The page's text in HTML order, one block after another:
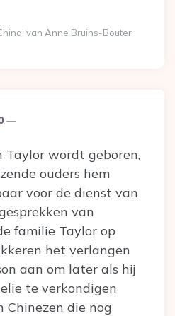
van Anne Bruins-Bouter
Taylor wordt geboren,
ouders hem
voor de dienst van
van
familie Taylor op
het verlangen
aan om later als hij
te verkondigen
Chinezen die nog